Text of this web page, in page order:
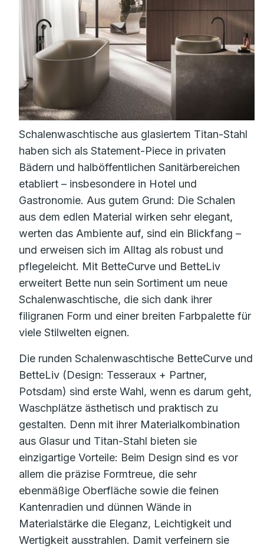
Schalenwaschtische aus glasiertem Titan-Stahl
haben sich als Statement-Piece in privaten
Bädern und halböffentlichen Sanitärbereichen
etabliert – insbesondere in Hotel und
Gastronomie. Aus gutem Grund: Die Schalen
aus dem edlen Material wirken sehr elegant,
werten das Ambiente auf, sind ein Blickfang –
und erweisen sich im Alltag als robust und
pflegeleicht. Mit BetteCurve und BetteLiv
erweitert Bette nun sein Sortiment um neue
Schalenwaschtische, die sich dank ihrer
filigranen Form und einer breiten Farbpalette für
viele Stilwelten eignen.
Die runden Schalenwaschtische BetteCurve und
BetteLiv (Design: Tesseraux + Partner,
Potsdam) sind erste Wahl, wenn es darum geht,
Waschplätze ästhetisch und praktisch zu
gestalten. Denn mit ihrer Materialkombination
aus Glasur und Titan-Stahl bieten sie
einzigartige Vorteile: Beim Design sind es vor
allem die präzise Formtreue, die sehr
ebenmäßige Oberfläche sowie die feinen
Kantenradien und dünnen Wände in
Materialstärke die Eleganz, Leichtigkeit und
Wertigkeit ausstrahlen. Damit verfeinern sie